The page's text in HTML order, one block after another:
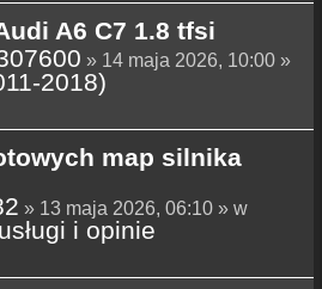
A6 C7 1.8 tfsi
» 14 maja 2026, 10:00 »
2018)
map silnika
» 13 maja 2026, 06:10 » w
i opinie